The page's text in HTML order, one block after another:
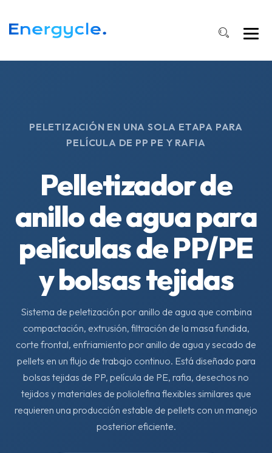
PELETIZACIÓN EN UNA SOLA ETAPA PARA
PELÍCULA DE PP PE Y RAFIA
Pelletizador de
anillo de agua para
películas de PP/PE
y bolsas tejidas
Sistema de peletización por anillo de agua que combina
compactación, extrusión, filtración de la masa fundida,
corte frontal, enfriamiento por anillo de agua y secado de
pellets en un flujo de trabajo continuo. Está diseñado para
bolsas tejidas de PP, película de PE, rafia, desechos no
tejidos y materiales de poliolefina flexibles similares que
requieren una producción estable de pellets con un manejo
posterior eficiente.